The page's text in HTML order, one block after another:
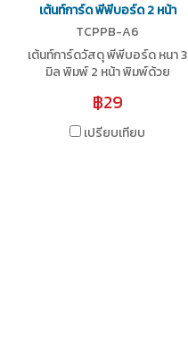
เต้นท์การ์ด พีพีบอร์ด 2 หน้า
TCPPB-A6
เต้นท์การ์ดวัสดุ พีพีบอร์ด หนา 3
มิล พิมพ์ 2 หน้า พิมพ์ด้วย
ความละเอียด 1440 DPI ภาพสวย
คมชัด มีให้เลือก 3 ขนาด
฿29
เปรียบเทียบ